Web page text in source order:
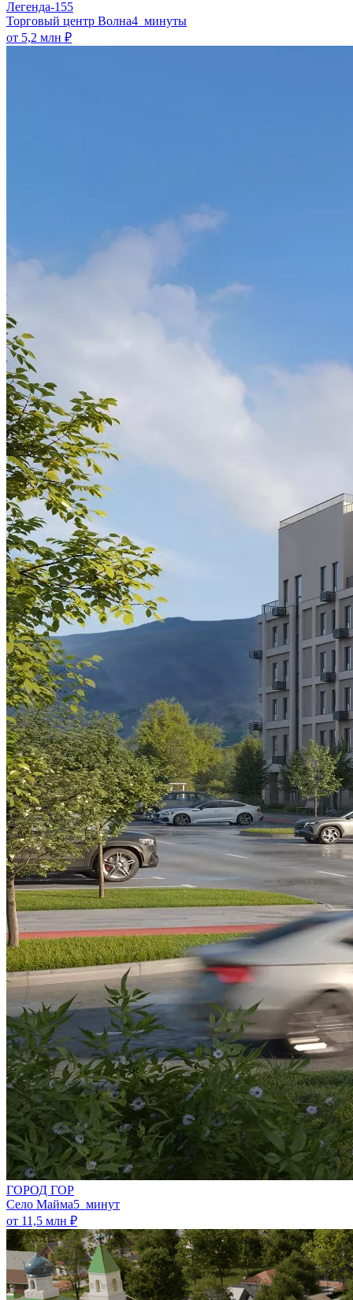
Легенда-155
​Торговый центр Волна4 минуты
от 5,2 млн ₽
ГОРОД ГОР
Село Майма5 минут
от 11,5 млн ₽